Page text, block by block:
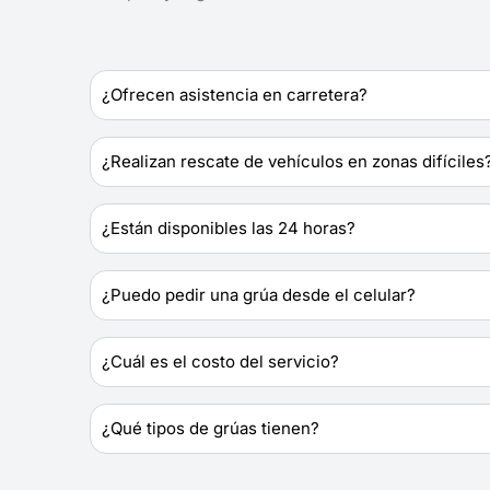
¿Ofrecen asistencia en carretera?
¿Realizan rescate de vehículos en zonas
¿Están disponibles las 24 horas?
¿Puedo pedir una grúa desde el celular?
¿Cuál es el costo del servicio?
¿Qué tipos de grúas tienen?